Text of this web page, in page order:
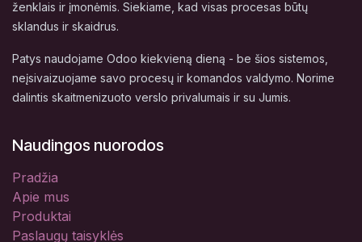
ženklais ir įmonėmis. Siekiame, kad visas procesas būtų
sklandus ir skaidrus.
Patys naudojame Odoo kiekvieną dieną - be šios sistemos,
neįsivaizuojame savo procesų ir komandos valdymo. Norime
dalintis skaitmenizuoto verslo privalumais ir su Jumis.
Naudingos nuorodos
Pradžia
Apie mus
Produktai
Paslaugų taisyklės